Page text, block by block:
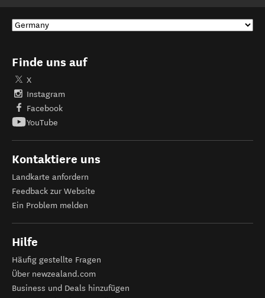
Finde uns auf
X
Instagram
Facebook
YouTube
Kontaktiere uns
Landkarte anfordern
Feedback zur Website
Ein Problem melden
Hilfe
Häufig gestellte Fragen
Über newzealand.com
Business und Deals hinzufügen